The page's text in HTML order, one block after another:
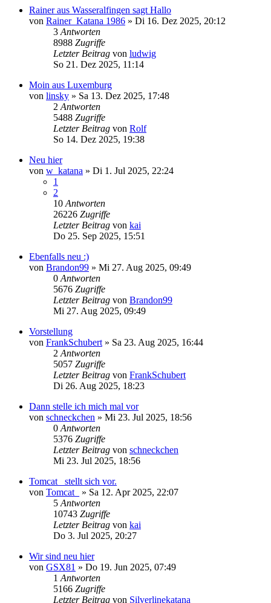
Rainer aus Wasseralfingen sagt Hallo
von Rainer_Katana 1986 » Di 16. Dez 2025, 20:12
3 Antworten
8988 Zugriffe
Letzter Beitrag von ludwig
So 21. Dez 2025, 11:14
Moin aus Luxemburg
von linsky » Sa 13. Dez 2025, 17:48
2 Antworten
5488 Zugriffe
Letzter Beitrag von Rolf
So 14. Dez 2025, 19:38
Neu hier
von w_katana » Di 1. Jul 2025, 22:24
1
2
10 Antworten
26226 Zugriffe
Letzter Beitrag von kai
Do 25. Sep 2025, 15:51
Ebenfalls neu :)
von Brandon99 » Mi 27. Aug 2025, 09:49
0 Antworten
5676 Zugriffe
Letzter Beitrag von Brandon99
Mi 27. Aug 2025, 09:49
Vorstellung
von FrankSchubert » Sa 23. Aug 2025, 16:44
2 Antworten
5057 Zugriffe
Letzter Beitrag von FrankSchubert
Di 26. Aug 2025, 18:23
Dann stelle ich mich mal vor
von schneckchen » Mi 23. Jul 2025, 18:56
0 Antworten
5376 Zugriffe
Letzter Beitrag von schneckchen
Mi 23. Jul 2025, 18:56
Tomcat_ stellt sich vor.
von Tomcat_ » Sa 12. Apr 2025, 22:07
5 Antworten
10743 Zugriffe
Letzter Beitrag von kai
Do 3. Jul 2025, 20:27
Wir sind neu hier
von GSX81 » Do 19. Jun 2025, 07:49
1 Antworten
5166 Zugriffe
Letzter Beitrag von Silverlinekatana